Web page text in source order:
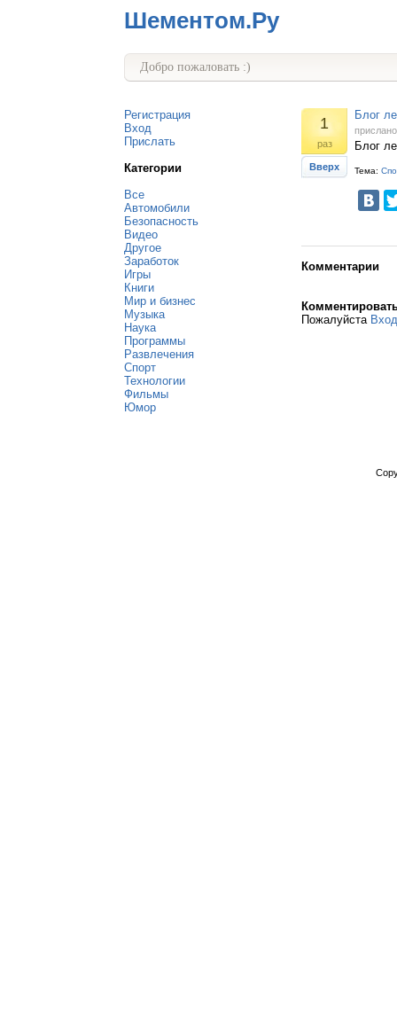
Шементом.Ру
Добро пожаловать :)
Регистрация
Вход
Прислать
Категории
Все
Автомобили
Безопасность
Видео
Другое
Заработок
Игры
Книги
Мир и бизнес
Музыка
Наука
Программы
Развлечения
Спорт
Технологии
Фильмы
Юмор
1
раз
Вверх
Блог
Блог
Тема:
Комментарии
Пожалуйста Вход